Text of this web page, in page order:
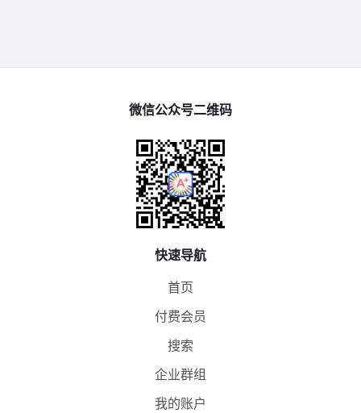
微信公众号二维码
快速导航
首页
付费会员
搜索
企业群组
我的账户